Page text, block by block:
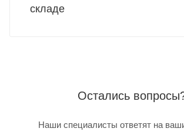
складе
Остались
Наши специалисты ответят на